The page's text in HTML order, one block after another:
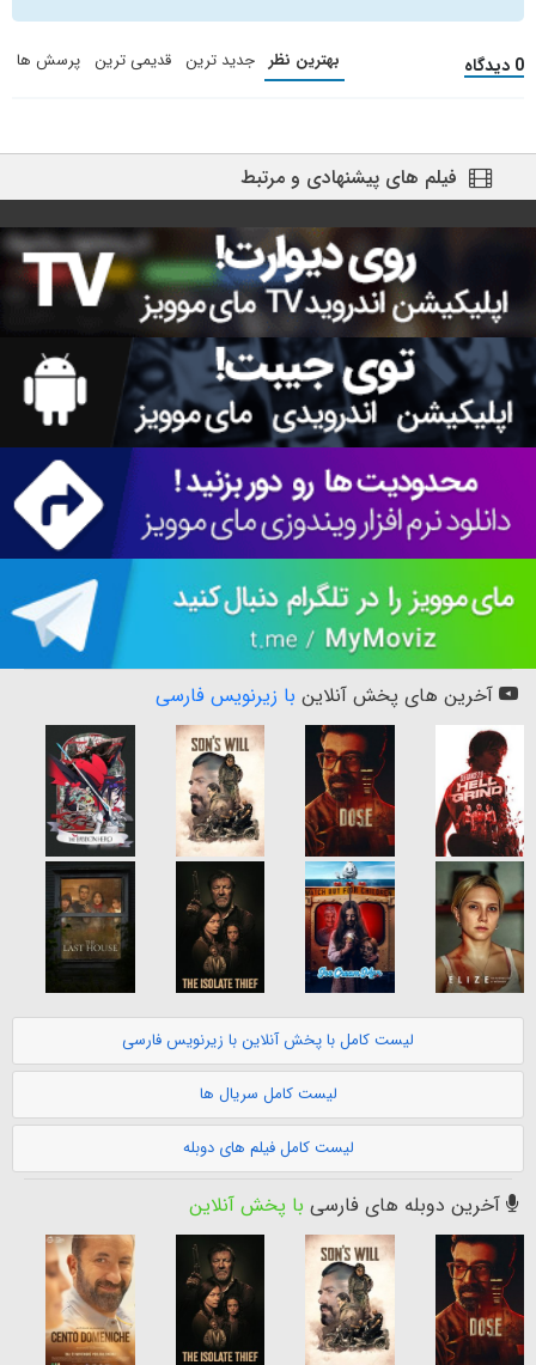
0 دیدگاه بهترین نظر جدید ترین قدیمی ترین پرسش ها
فیلم های پیشنهادی و مرتبط
آخرین های پخش آنلاین با زیرنویس فارسی
لیست کامل با پخش آنلاین با زیرنویس فارسی
لیست کامل سریال ها
لیست کامل فیلم های دوبله
آخرین دوبله های فارسی با پخش آنلاین